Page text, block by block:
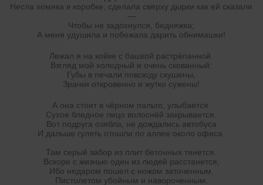
Несла хомяка в коробке, сделала сверху дырки как ей сказали
—
Чтобы не задохнулся, бедняжка;
А меня удушила и побежала дарить обнимашки!
Лежал я на койке с башкой растрёпанной.
Взгляд мой холодный и очень скованный:
Губы в печали повсюду скушены,
Зрачки откровенно и жутко сужены!
А она стоит в чёрном пальто, улыбается.
Сухое бледное лицо волоснёй закрывается.
Вот подруга озябла, не дождались автобуса
И дальше гулять отошли по аллее около офиса.
Там серый забор из плит бетонных тянется.
Вскоре с жизнью один из людей расстанется,
Ибо недаром пошел с ножом заточенным,
Пистолетом убойным и навороченным.